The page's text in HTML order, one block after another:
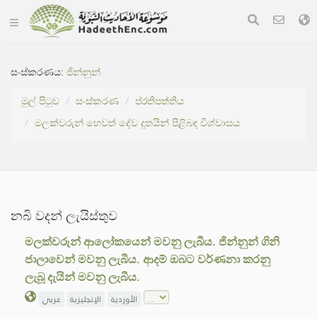
සංස්කරණය:ජින්නුන්
මුල් පිටුව
සංස්කරණ
ප්රතිපත්තිය
මලක්වරුන් හෙවත් දේව දූතයින් පිළිබඳ විශ්වාසය
නබි වදන් ලැයිස්තුව
මලක්වරුන් ආලෝකයෙන් මවනු ලැබීය. ජින්නුන් ගිනි
ජාලාවෙන් මවනු ලැබීය. ආදම් ඔබට වර්ණනා කරනු
ලැබූ දැයින් මවනු ලැබීය.
عربي الإنجليزية الأوردية